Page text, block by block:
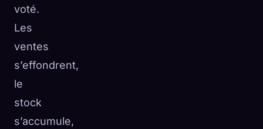
voté.
Les
ventes
s’effondrent,
le
stock
s’accumule,